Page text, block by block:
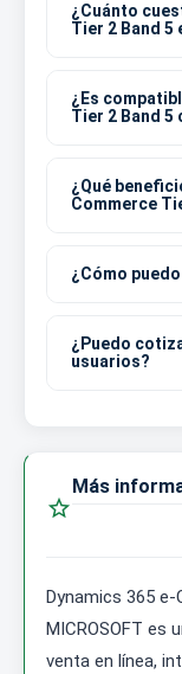
¿Cuánto
Tier 2 Band 5
¿Es
Tier 2 Band 5
¿Qué
Commerce
¿Cómo
¿Puedo
usuarios?

Más
Dynamics 365
MICROSOFT es
venta en línea,